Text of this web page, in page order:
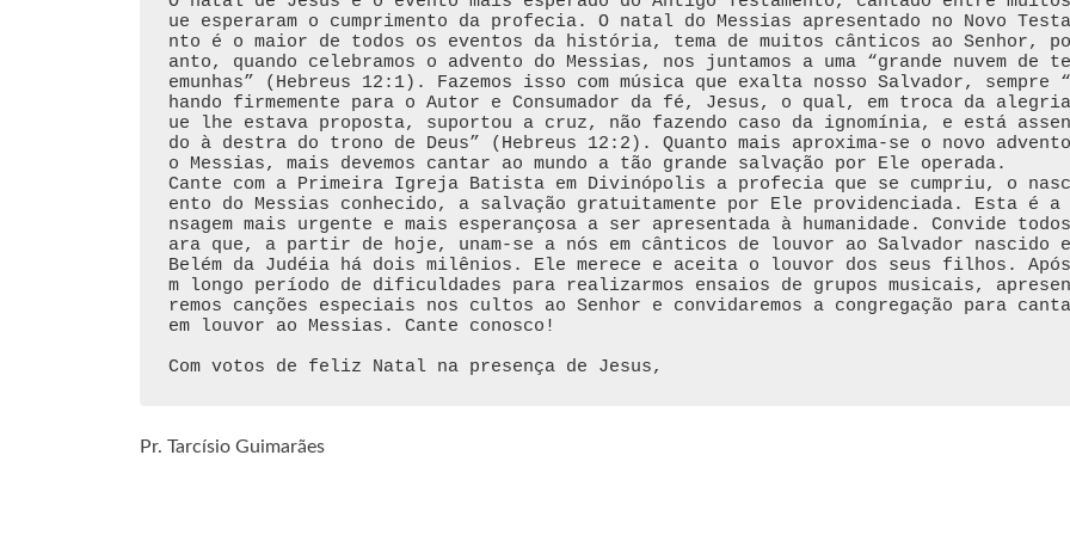
ue esperaram o cumprimento da profecia. O natal do Messias apresentado no Novo
nto é o maior de todos os eventos da história, tema de muitos cânticos ao Senhor,
anto, quando celebramos o advento do Messias, nos juntamos a uma “grande nuvem de
emunhas” (Hebreus 12:1). Fazemos isso com música que exalta nosso Salvador, sempre
hando firmemente para o Autor e Consumador da fé, Jesus, o qual, em troca da
ue lhe estava proposta, suportou a cruz, não fazendo caso da ignomínia, e está
do à destra do trono de Deus” (Hebreus 12:2). Quanto mais aproxima-se o novo
o Messias, mais devemos cantar ao mundo a tão grande salvação por Ele operada.
Cante com a Primeira Igreja Batista em Divinópolis a profecia que se cumpriu, o
ento do Messias conhecido, a salvação gratuitamente por Ele providenciada. Esta é a
nsagem mais urgente e mais esperançosa a ser apresentada à humanidade. Convide
ara que, a partir de hoje, unam-se a nós em cânticos de louvor ao Salvador nascido
Belém da Judéia há dois milênios. Ele merece e aceita o louvor dos seus filhos.
m longo período de dificuldades para realizarmos ensaios de grupos musicais,
remos canções especiais nos cultos ao Senhor e convidaremos a congregação para
em louvor ao Messias. Cante conosco!
Com votos de feliz Natal na presença de Jesus,
Pr. Tarcísio Guimarães